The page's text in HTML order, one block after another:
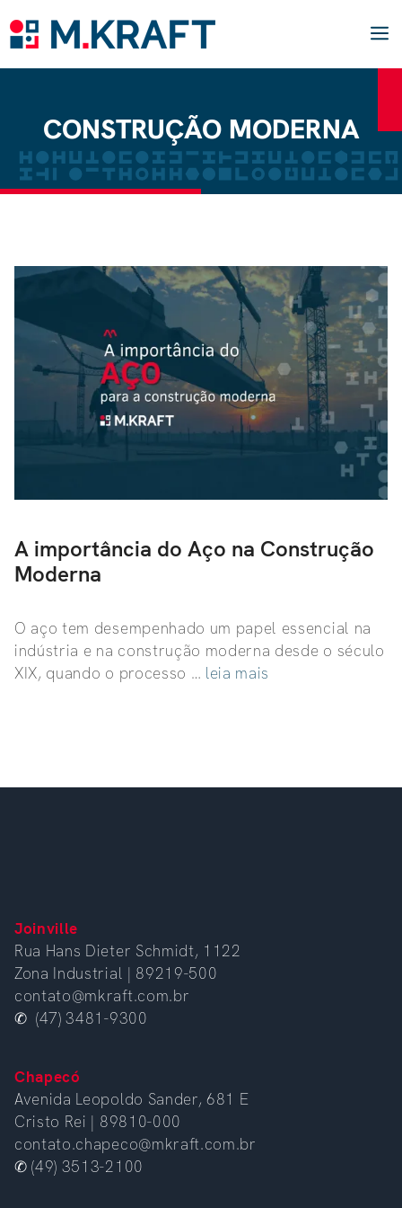
para
CONSTRUÇÃO MODERNA
A importância do Aço na Construção
Moderna
O aço tem desempenhado um papel essencial na
indústria e na construção moderna desde o século
XIX, quando o processo … leia mais
Joinville
Rua Hans Dieter Schmidt, 1122
Zona Industrial | 89219-500
contato@mkraft.com.br
✆ (47) 3481-9300
Chapecó
Avenida Leopoldo Sander, 681 E
Cristo Rei | 89810-000
contato.chapeco@mkraft.com.br
✆ (49) 3513-2100